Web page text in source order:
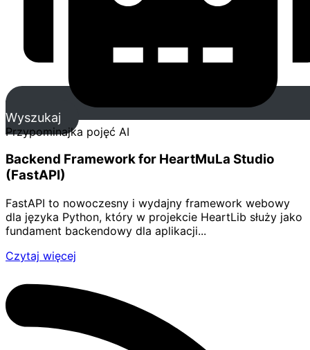
Wyszukaj
Przypominajka pojęć AI
Backend Framework for HeartMuLa Studio
(FastAPI)
FastAPI to nowoczesny i wydajny framework webowy
dla języka Python, który w projekcie HeartLib służy jako
fundament backendowy dla aplikacji...
Czytaj więcej